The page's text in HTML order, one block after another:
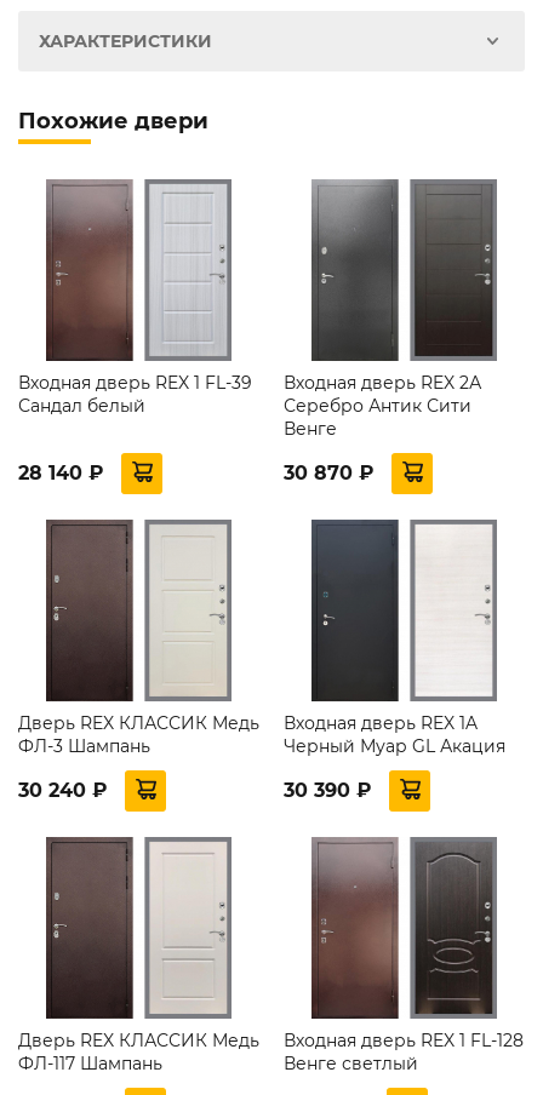
ХАРАКТЕРИСТИКИ
Похожие двери
Входная дверь REX 1 FL-39
Сандал белый
28 140 ₽
Входная дверь REX 2А
Серебро Антик Сити
Венге
30 870 ₽
Дверь REX КЛАССИК Медь
ФЛ-3 Шампань
30 240 ₽
Входная дверь REX 1A
Черный Муар GL Акация
30 390 ₽
Дверь REX КЛАССИК Медь
ФЛ-117 Шампань
Входная дверь REX 1 FL-128
Венге светлый